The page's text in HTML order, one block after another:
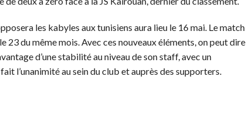
les kabyles aux tunisiens aura lieu le 16 mai. Le match
23 du même mois. Avec ces nouveaux éléments, on peut dire
d’une stabilité au niveau de son staff, avec un
l’unanimité au sein du club et auprès des supporters.